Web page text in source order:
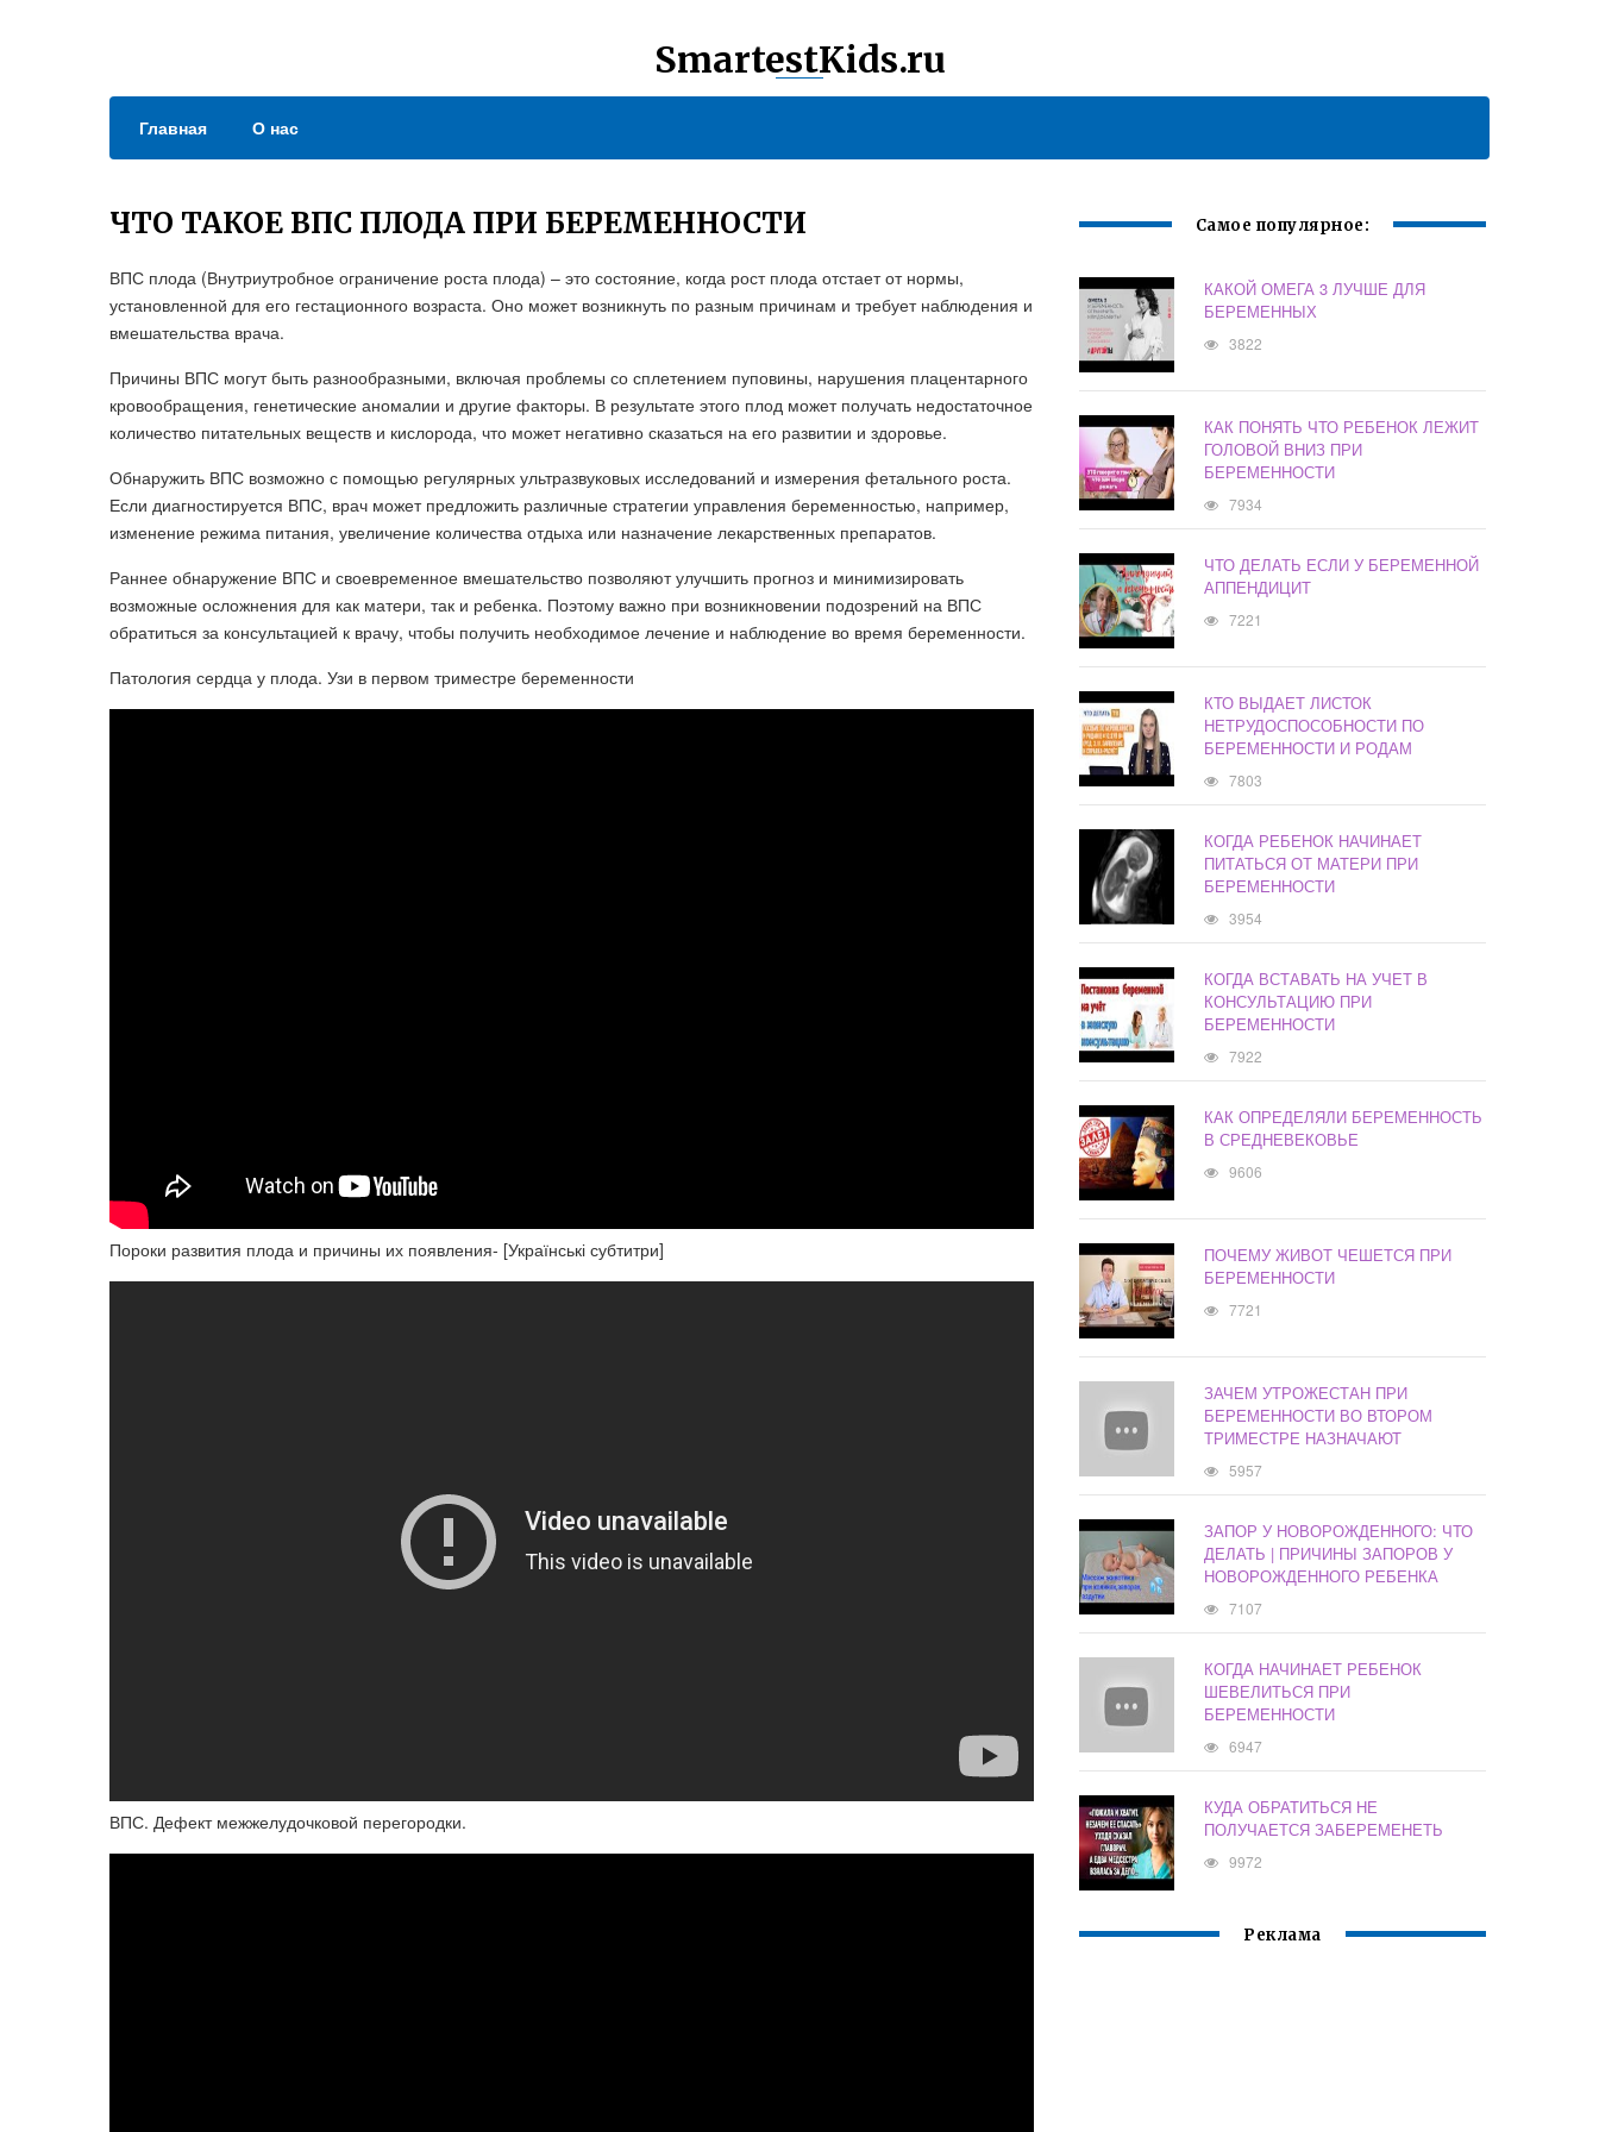
SmartestKids.ru
Главная О нас
ЧТО ТАКОЕ ВПС ПЛОДА ПРИ БЕРЕМЕННОСТИ
ВПС плода (Внутриутробное ограничение роста плода) – это состояние, когда рост плода отстает от нормы,
установленной для его гестационного возраста. Оно может возникнуть по разным причинам и требует наблюдения и
вмешательства врача.
Причины ВПС могут быть разнообразными, включая проблемы со сплетением пуповины, нарушения плацентарного
кровообращения, генетические аномалии и другие факторы. В результате этого плод может получать недостаточное
количество питательных веществ и кислорода, что может негативно сказаться на его развитии и здоровье.
Обнаружить ВПС возможно с помощью регулярных ультразвуковых исследований и измерения фетального роста.
Если диагностируется ВПС, врач может предложить различные стратегии управления беременностью, например,
изменение режима питания, увеличение количества отдыха или назначение лекарственных препаратов.
Раннее обнаружение ВПС и своевременное вмешательство позволяют улучшить прогноз и минимизировать
возможные осложнения для как матери, так и ребенка. Поэтому важно при возникновении подозрений на ВПС
обратиться за консультацией к врачу, чтобы получить необходимое лечение и наблюдение во время беременности.
Патология сердца у плода. Узи в первом триместре беременности
Пороки развития плода и причины их появления- [Українські субтитри]
ВПС. Дефект межжелудочковой перегородки.
Самое популярное:
КАКОЙ ОМЕГА 3 ЛУЧШЕ ДЛЯ
БЕРЕМЕННЫХ
3822
КАК ПОНЯТЬ ЧТО РЕБЕНОК ЛЕЖИТ
ГОЛОВОЙ ВНИЗ ПРИ
БЕРЕМЕННОСТИ
7934
ЧТО ДЕЛАТЬ ЕСЛИ У БЕРЕМЕННОЙ
АППЕНДИЦИТ
7221
КТО ВЫДАЕТ ЛИСТОК
НЕТРУДОСПОСОБНОСТИ ПО
БЕРЕМЕННОСТИ И РОДАМ
7803
КОГДА РЕБЕНОК НАЧИНАЕТ
ПИТАТЬСЯ ОТ МАТЕРИ ПРИ
БЕРЕМЕННОСТИ
3954
КОГДА ВСТАВАТЬ НА УЧЕТ В
КОНСУЛЬТАЦИЮ ПРИ
БЕРЕМЕННОСТИ
7922
КАК ОПРЕДЕЛЯЛИ БЕРЕМЕННОСТЬ
В СРЕДНЕВЕКОВЬЕ
9606
ПОЧЕМУ ЖИВОТ ЧЕШЕТСЯ ПРИ
БЕРЕМЕННОСТИ
7721
ЗАЧЕМ УТРОЖЕСТАН ПРИ
БЕРЕМЕННОСТИ ВО ВТОРОМ
ТРИМЕСТРЕ НАЗНАЧАЮТ
5957
ЗАПОР У НОВОРОЖДЕННОГО: ЧТО
ДЕЛАТЬ | ПРИЧИНЫ ЗАПОРОВ У
НОВОРОЖДЕННОГО РЕБЕНКА
7107
КОГДА НАЧИНАЕТ РЕБЕНОК
ШЕВЕЛИТЬСЯ ПРИ
БЕРЕМЕННОСТИ
6947
КУДА ОБРАТИТЬСЯ НЕ
ПОЛУЧАЕТСЯ ЗАБЕРЕМЕНЕТЬ
9972
Реклама